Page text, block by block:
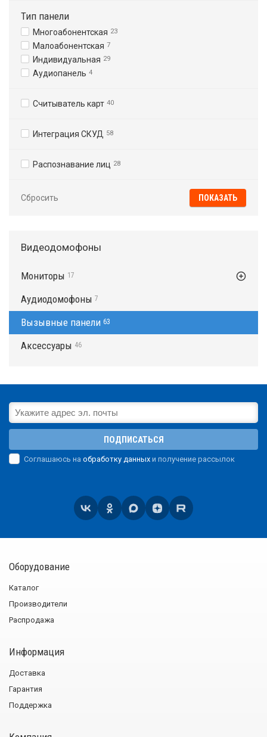
Тип панели
Многоабонентская 23
Малоабонентская 7
Индивидуальная 29
Аудиопанель 4
Считыватель карт 40
Интеграция СКУД 58
Распознавание лиц 28
Сбросить
Видеодомофоны
Мониторы 17
Аудиодомофоны 7
Вызывные панели 63
Аксессуары 46
ПОДПИСАТЬСЯ
Соглашаюсь на обработку данных и получение рассылок
Оборудование
Каталог
Производители
Распродажа
Информация
Доставка
Гарантия
Поддержка